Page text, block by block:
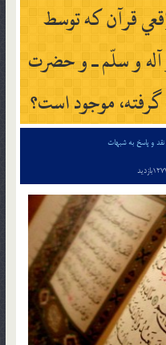
قرآن كه توسط
آله و سلّم ـ و حضرت
موجود است؟
نقد و پاسخ به شبهات